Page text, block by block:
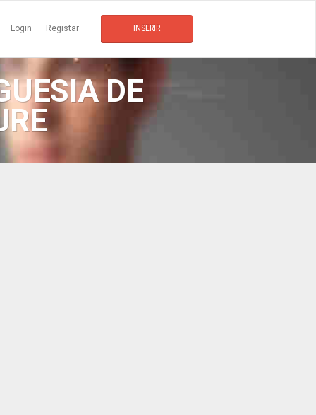
Login Registar INSERIR
DE